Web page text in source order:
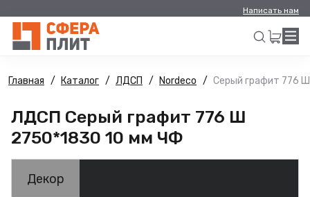
Написать нам
Искать
Главная Каталог ЛДСП Nordeco Серый графит 776
ЛДСП Серый графит 776 Ш
2750*1830 10 мм ЧФ
Декор